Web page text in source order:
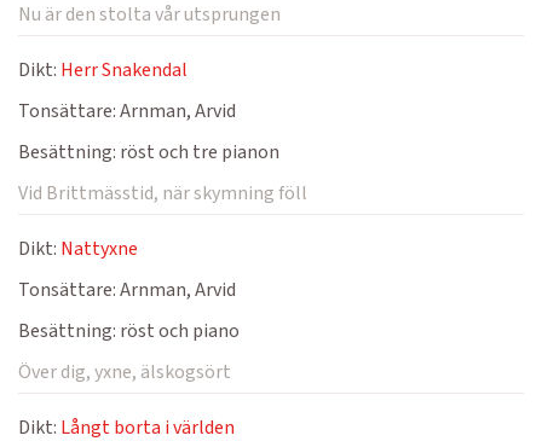
Nu är den stolta vår utsprungen
Dikt: Herr Snakendal
Tonsättare:Arnman, Arvid
Besättning: röst och tre pianon
Vid Brittmässtid, när skymning föll
Dikt: Nattyxne
Tonsättare:Arnman, Arvid
Besättning: röst och piano
Över dig, yxne, älskogsört
Dikt: Långt borta i världen